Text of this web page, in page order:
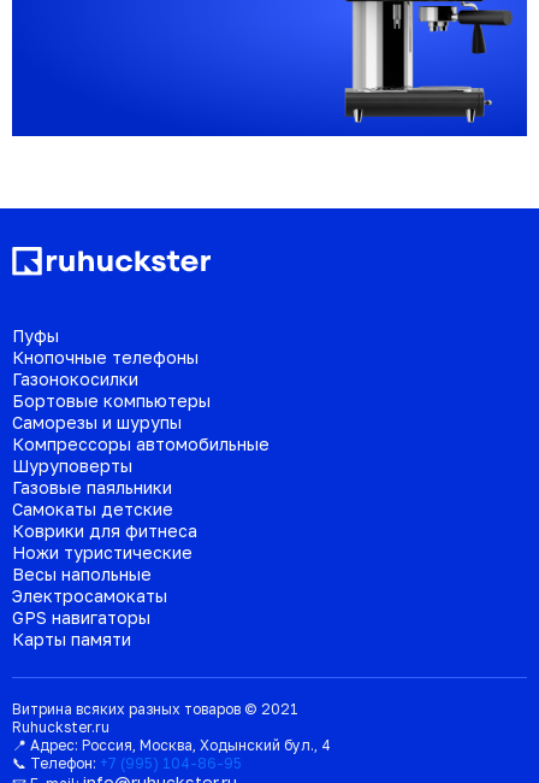
Пуфы
Кнопочные телефоны
Газонокосилки
Бортовые компьютеры
Саморезы и шурупы
Компрессоры автомобильные
Шуруповерты
Газовые паяльники
Самокаты детские
Коврики для фитнеса
Ножи туристические
Весы напольные
Электросамокаты
GPS навигаторы
Карты памяти
Витрина всяких разных товаров © 2021
Ruhuckster.ru
📍 Адрес: Россия, Москва, Ходынский бул., 4
📞 Телефон: +7 (995) 104-86-95